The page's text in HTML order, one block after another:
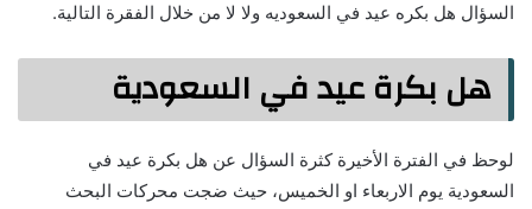
السؤال هل بكره عيد في السعوديه ولا لا من خلال الفقرة التالية.
هل بكرة عيد في السعودية
لوحظ في الفترة الأخيرة كثرة السؤال عن هل بكرة عيد في
السعودية يوم الاربعاء او الخميس، حيث ضجت محركات البحث